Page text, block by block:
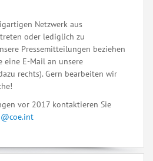
Netzwerk aus
oder lediglich zu
Pressemitteilungen beziehen
eine E-Mail an unsere
rechts). Gern bearbeiten wir
vor 2017 kontaktieren Sie